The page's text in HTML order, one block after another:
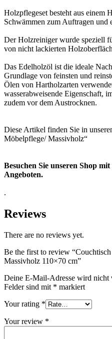
Holzpflegeset besteht aus einem
Schwämmen zum Auftragen und
Der Holzreiniger wurde speziell
von nicht lackierten
Das Edelholzöl ist die ideale
Grundlage von feinsten und
Ölen von Hartholzarten
wasserabweisende Eigenschaft,
zudem vor dem Austrocknen.
Diese Artikel finden Sie in
Möbelpflege/ Massivholz“
Besuchen Sie unseren Shop
Angeboten.
.
Reviews
There are no reviews yet.
Be the first to review
Massivholz 110×70 cm”
Deine E-Mail-Adresse wird nicht
Felder sind mit * markiert
Your rating *
Your review *